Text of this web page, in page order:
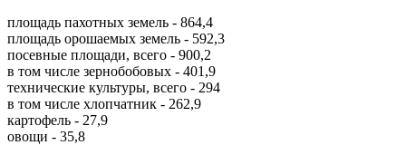
площадь пахотных земель - 864,4
площадь орошаемых земель - 592,3
посевные площади, всего - 900,2
в том числе зернобобовых - 401,9
технические культуры, всего - 294
в том числе хлопчатник - 262,9
картофель - 27,9
овощи - 35,8